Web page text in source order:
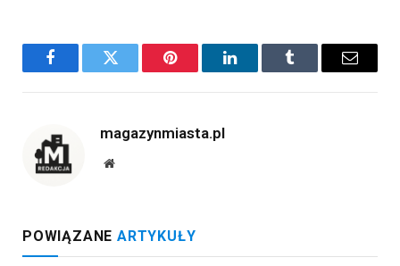
FacebookTwitter Pinterest LinkedInTumblr Email
magazynmiasta.pl
Website
POWIĄZANE ARTYKUŁY